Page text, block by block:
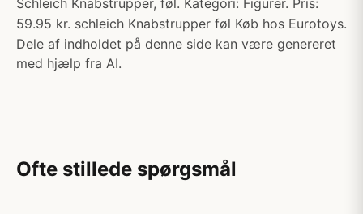
Schleich Knabstrupper, føl. Kategori: Figurer. Pris:
59.95 kr. schleich Knabstrupper føl Køb hos Eurotoys.
Dele af indholdet på denne side kan være genereret
med hjælp fra AI.
Ofte stillede spørgsmål